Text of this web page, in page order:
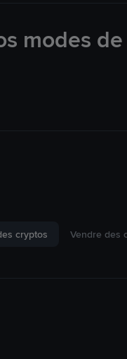
modes de
cryptos Vendre des